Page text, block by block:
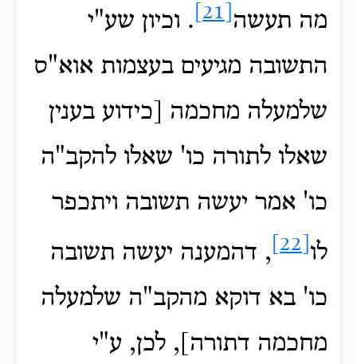
מה תעשה
. וכיון שע"י
התשובה מגיעים בעצמות אוא"ס
שלמעלה מחכמה [כידוע בענין
שאלו לתורה כו' שאלו להקב"ה
כו' אמר יעשה תשובה ויתכפר
לו
, דהמענה יעשה תשובה
כו' בא דוקא מהקב"ה שלמעלה
מחכמה דתורה], לכן, ע"י